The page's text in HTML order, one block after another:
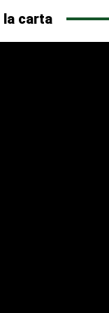
la carta